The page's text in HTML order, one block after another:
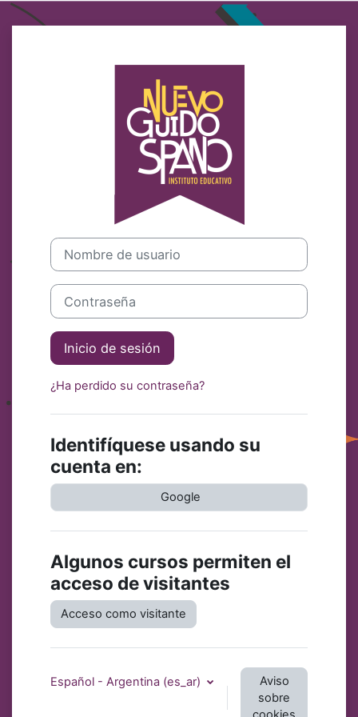
Salta al contenido principal
Iniciar sesión
Nombre de usuario
Contraseña
Inicio de sesión
¿Ha perdido su contraseña?
Identifíquese usando su
cuenta en:
Google
Algunos cursos permiten el
acceso de visitantes
Acceso como visitante
Español - Argentina ‎(es_ar)‎
Aviso
sobre